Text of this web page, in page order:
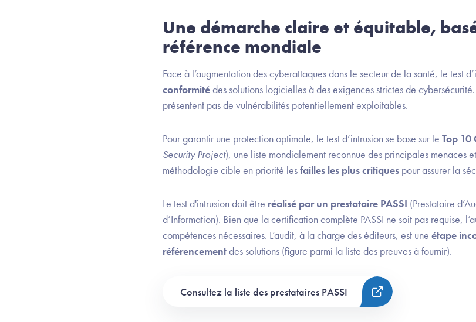
Une démarche claire et équitable,
référence mondiale
Face à l’augmentation des cyberattaques dans le secteur de la santé, le test
conformitédes solutions logicielles à des exigences strictes de
présentent pas de vulnérabilités potentiellement exploitables.
Pour garantir une protection optimale, le test d’intrusion se base sur le Top 10
Security Project), une liste mondialement reconnue des principales menaces
méthodologie cible en priorité lesfailles les plus critiques pour assurer la
Le test d'intrusion doit être réalisé par un prestataire PASSI (Prestataire
d’Information). Bien que la certification complète PASSI ne soit pas requise,
compétences nécessaires. L’audit, à la charge des éditeurs, est une étape
référencementdes solutions (figure parmi la liste des preuves à fournir).
Consultez la liste des prestataires PASSI